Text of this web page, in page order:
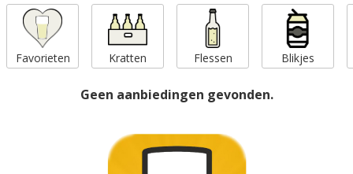
Favorieten Kratten Flessen Blikjes
Geen aanbiedingen gevonden.